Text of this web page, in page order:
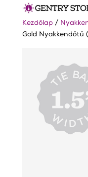
Kezdőlap/
Gold Nyakkendőtű